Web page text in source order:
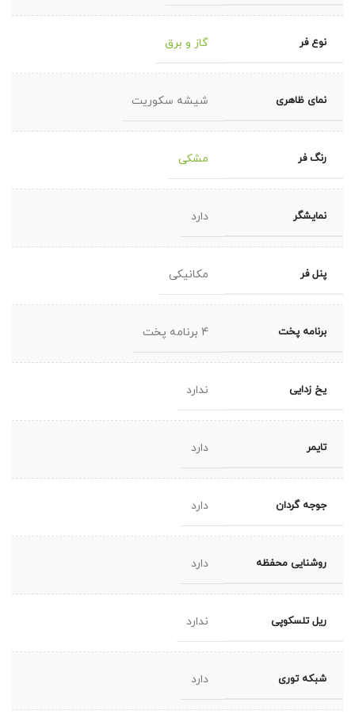
نوع فر گاز و برق
نمای ظاهری شیشه سکوریت
رنگ فر مشکی
نمایشگر دارد
پنل فر مکانیکی
برنامه پخت 4 برنامه پخت
یخ زدایی ندارد
تایمر دارد
جوجه گردان دارد
روشنایی محفظه دارد
ریل تلسکوپی ندارد
شبکه توری دارد